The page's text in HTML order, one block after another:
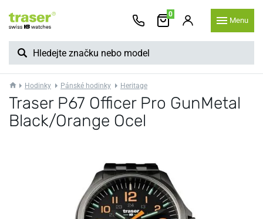
0
Menu
Hodinky Pánské hodinky Heritage
Traser P67 Officer Pro GunMetal
Black/Orange Ocel